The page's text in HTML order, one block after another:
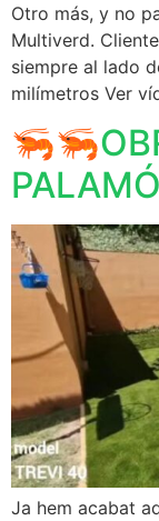
Otro más, y no
Multiverd.
siempre al lado
milímetros Ver
Ja hem acabat